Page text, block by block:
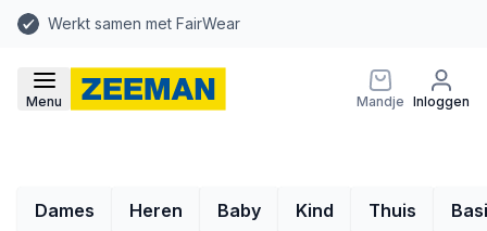
Werkt samen met FairWear
Menu Mandje Inloggen
Dames Heren Baby Kind Thuis